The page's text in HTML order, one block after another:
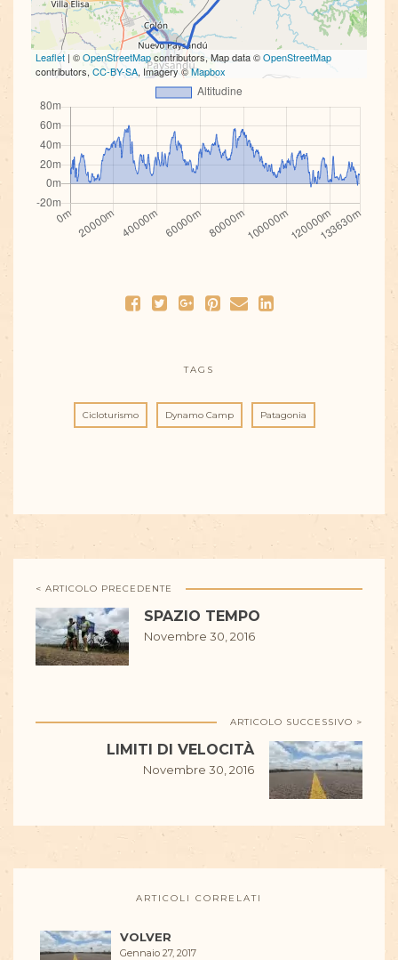
Leaflet | ©OpenStreetMapcontributors, Map data ©OpenStreetMap
contributors, CC-BY-SA, Imagery ©Mapbox
TAGS
Cicloturismo Dynamo Camp Patagonia
< ARTICOLO PRECEDENTE
SPAZIO TEMPO
Novembre 30, 2016
ARTICOLO SUCCESSIVO >
LIMITI DI VELOCITÀ
Novembre 30, 2016
ARTICOLI CORRELATI
VOLVER
Gennaio 27, 2017